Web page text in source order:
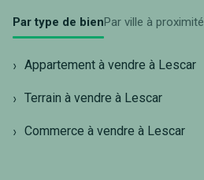
Par type de bienPar ville à proximité
Appartement à vendre à Lescar
Terrain à vendre à Lescar
Commerce à vendre à Lescar